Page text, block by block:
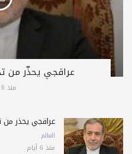
عراقجي يحذّر من
منذ 6 أيام
عراقجي يحذّر من
العالم
منذ 6 أيام